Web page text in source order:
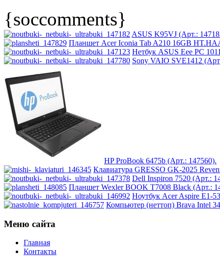
{soccomments}
ASUS K95VJ (Арт.:
Планшет Acer Iconia Tab A210 16GB
Нетбук ASUS Eee PC
Sony VAIO SVE1412
HP ProBook 6475b (Арт.: 147560).
Клавиатура GRESSO GK-2025
Dell Inspiron 7520 (Арт.:
Планшет Wexler BOOK T7008 Black (Арт.:
Ноутбук Acer Aspire E1-
Компьютер (неттоп) Brava Intel
Меню сайта
Главная
Контакты